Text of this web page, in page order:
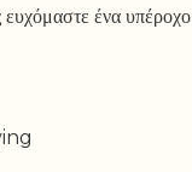
ευχόμαστε ένα υπέροχο